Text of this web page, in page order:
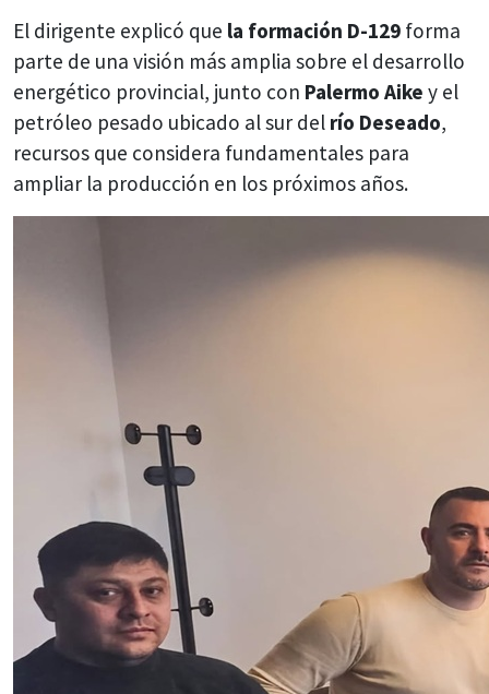
El dirigente explicó que la formación D-129 forma
parte de una visión más amplia sobre el desarrollo
energético provincial, junto con Palermo Aike y el
petróleo pesado ubicado al sur del río Deseado,
recursos que considera fundamentales para
ampliar la producción en los próximos años.